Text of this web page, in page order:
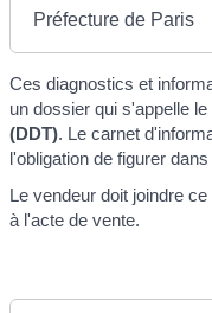
Préfecture de Paris
Ces diagnostics et
un dossier qui s'appelle le
(DDT). Le carnet
l'obligation de figurer
Le vendeur doit joindre
à l'acte de vente.